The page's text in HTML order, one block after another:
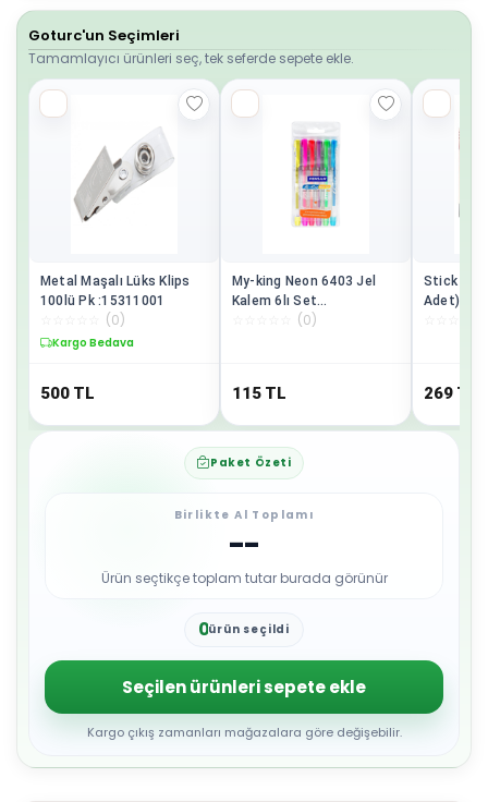
Goturc'un Seçimleri
Tamamlayıcı ürünleri seç, tek seferde sepete ekle.
Metal Maşalı Lüks Klips
100lü Pk :15311001
(0)
Kargo Bedava
500 TL
My-king Neon 6403 Jel
Kalem 6lı Set
Pe02227jkoon6
(0)
115 TL
Stick
Adet)
269 TL
Paket Özeti
Birlikte Al Toplamı
--
Ürün seçtikçe toplam tutar burada görünür
0
2
3
4
5
6
8
ürün seçildi
Seçilen ürünleri sepete ekle
Kargo çıkış zamanları mağazalara göre değişebilir.